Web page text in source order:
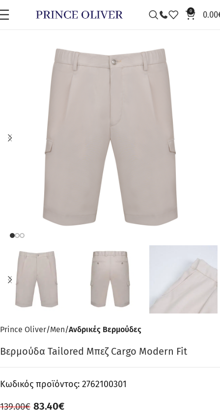
0 0.00
Prince Oliver Men Ανδρικές Βερμούδες
Βερμούδα Tailored Μπεζ Cargo Modern Fit
Κωδικός προϊόντος: 2762100301
139.00€ 83.40€